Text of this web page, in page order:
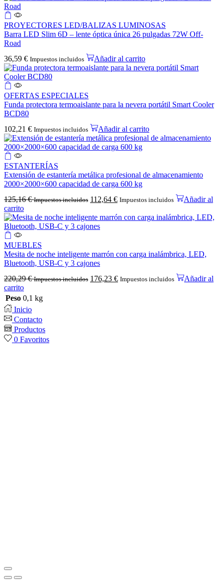
PROYECTORES LED/BALIZAS LUMINOSAS
Barra LED Slim 6D – lente óptica única 26 pulgadas 72W Off-
Road
36,59 € Impuestos incluidos Añadir al carrito
OFERTAS ESPECIALES
Funda protectora termoaislante para la nevera portátil Smart Cooler
BCD80
102,21 € Impuestos incluidos Añadir al carrito
ESTANTERÍAS
Extensión de estantería metálica profesional de almacenamiento
2000×2000×600 capacidad de carga 600 kg
125,16€ Impuestos incluidos 112,64 € Impuestos incluidos
Añadir al
carrito
MUEBLES
Mesita de noche inteligente marrón con carga inalámbrica, LED,
Bluetooth, USB-C y 3 cajones
220,29€ Impuestos incluidos 176,23 € Impuestos incluidos
Añadir al
carrito
Peso 0,1 kg
Inicio
Contacto
Productos
0 Favoritos